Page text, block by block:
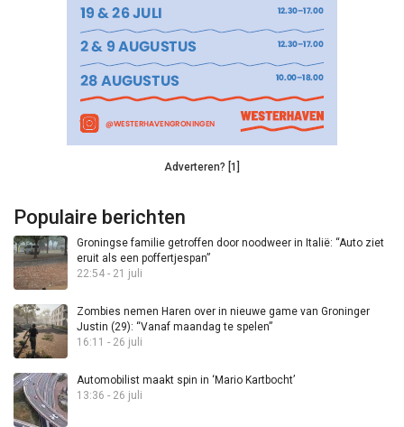
Adverteren? [1]
Populaire berichten
Groningse familie getroffen door noodweer in Italië: “Auto ziet
eruit als een poffertjespan”
22:54 - 21 juli
Zombies nemen Haren over in nieuwe game van Groninger
Justin (29): “Vanaf maandag te spelen”
16:11 - 26 juli
Automobilist maakt spin in ‘Mario Kartbocht’
13:36 - 26 juli